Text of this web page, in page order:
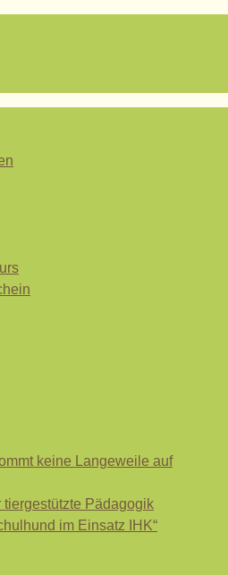
keine Langeweile auf
Pädagogik
im Einsatz IHK“